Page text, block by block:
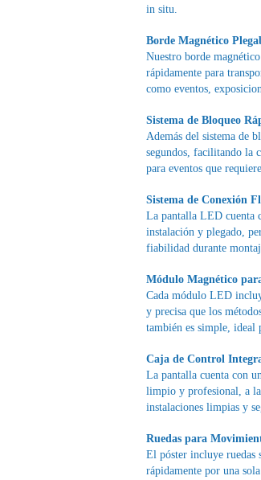
in situ.
Borde Magnético
Nuestro borde
rápidamente para
como eventos,
Sistema de Bloqueo
Además del sistema de
segundos, facilitando la
para eventos que
Sistema de Conexión
La pantalla LED cuenta
instalación y plegado,
fiabilidad durante
Módulo Magnético
Cada módulo LED
y precisa que los
también es simple, ideal
Caja de Control
La pantalla cuenta con
limpio y profesional, a la
instalaciones limpias y
Ruedas para
El póster incluye ruedas
rápidamente por una